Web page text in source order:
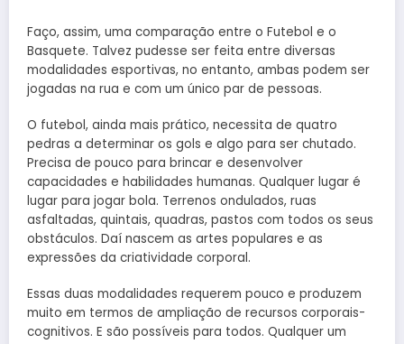
Faço, assim, uma comparação entre o Futebol e o
Basquete. Talvez pudesse ser feita entre diversas
modalidades esportivas, no entanto, ambas podem ser
jogadas na rua e com um único par de pessoas.
O futebol, ainda mais prático, necessita de quatro
pedras a determinar os gols e algo para ser chutado.
Precisa de pouco para brincar e desenvolver
capacidades e habilidades humanas. Qualquer lugar é
lugar para jogar bola. Terrenos ondulados, ruas
asfaltadas, quintais, quadras, pastos com todos os seus
obstáculos. Daí nascem as artes populares e as
expressões da criatividade corporal.
Essas duas modalidades requerem pouco e produzem
muito em termos de ampliação de recursos corporais-
cognitivos. E são possíveis para todos. Qualquer um